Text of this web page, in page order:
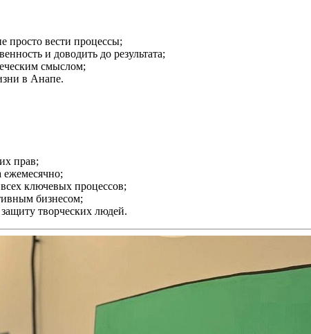
просто вести процессы;
и доводить до результата;
смыслом;
в Анапе.
прав;
ключевых процессов;
бизнесом;
творческих людей.